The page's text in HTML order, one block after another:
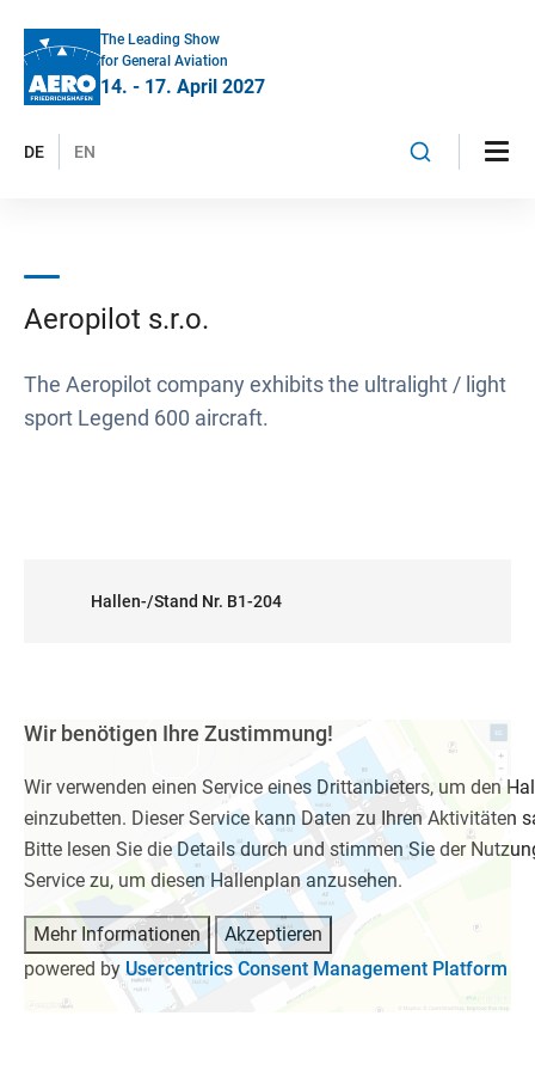
The Leading Show
for General Aviation
14. - 17. April 2027
DE EN
Aeropilot s.r.o.
The Aeropilot company exhibits the ultralight / light
sport Legend 600 aircraft.
Hallen-/Stand Nr. B1-204
Wir benötigen Ihre Zustimmung!
Wir verwenden einen Service eines Drittanbieters, um den
einzubetten. Dieser Service kann Daten zu Ihren Aktivitäten
Bitte lesen Sie die Details durch und stimmen Sie der
Service zu, um diesen Hallenplan anzusehen.
Mehr Informationen
Akzeptieren
powered by Usercentrics Consent Management Platform